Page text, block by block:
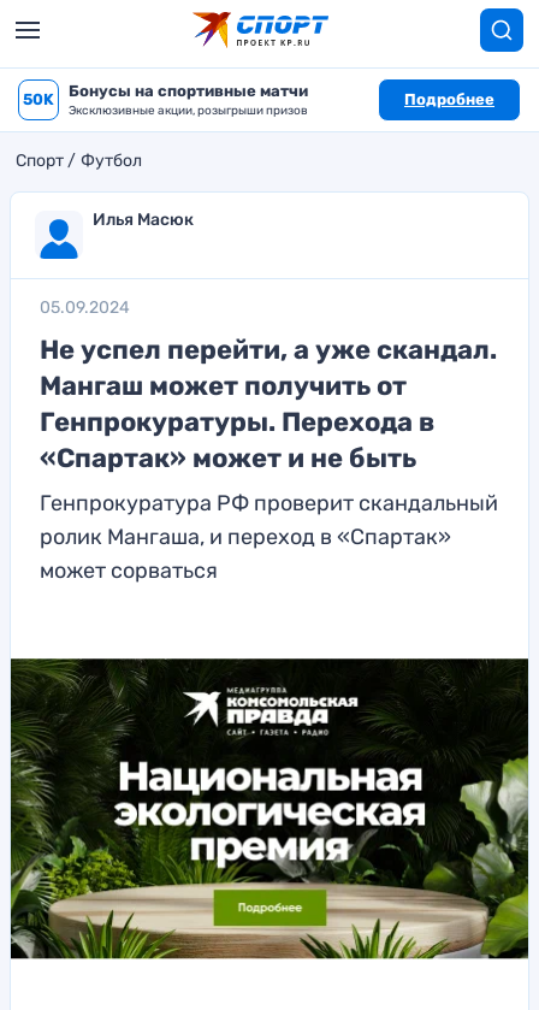
50K Бонусы на спортивные матчи
Эксклюзивные акции, розыгрыши призов
Подробнее
Спорт Футбол
Илья Масюк
05.09.2024
Не успел перейти, а уже скандал.
Мангаш может получить от
Генпрокуратуры. Перехода в
«Спартак» может и не быть
Генпрокуратура РФ проверит скандальный
ролик Мангаша, и переход в «Спартак»
может сорваться